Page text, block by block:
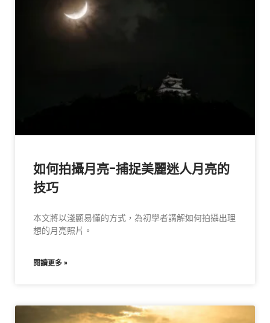
如何拍攝月亮-捕捉美麗迷人月亮的
技巧
本文將以淺顯易懂的方式，為初學者講解如何拍攝出理
想的月亮照片。
閱讀更多 »